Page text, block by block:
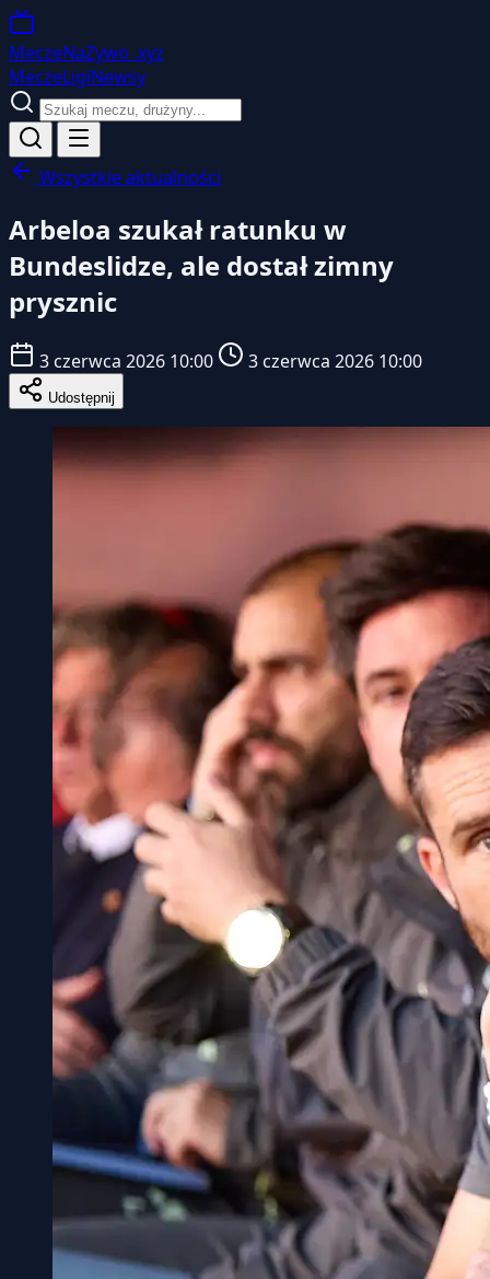
MeczeNaZywo .xyz
MeczeLigiNewsy
Wszystkie aktualności
Arbeloa szukał ratunku w
Bundeslidze, ale dostał zimny
prysznic
3 czerwca 2026 10:00 3 czerwca 2026 10:00
Udostępnij